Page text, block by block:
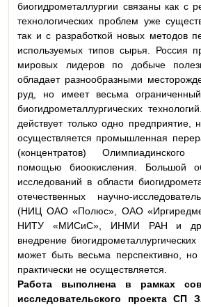
биогидрометаллургии связаны как с
технологических проблем уже
так и с разработкой новых методов
используемых типов сырья. Россия
мировых лидеров по добыче
обладает разнообразными
руд, но имеет весьма
биогидрометаллургических
действует только одно предприятие,
осуществляется промышленная
(концентратов)
помощью биоокисления. Большой
исследований в области
отечественных научно-
(НИЦ ОАО «Полюс», ОАО
НИТУ «МИСиС», ИНМИ РАН и др.)
внедрение
может быть весьма перспективно,
практически не осуществляется.
Работа выполнена в рамках
исследовательского проекта